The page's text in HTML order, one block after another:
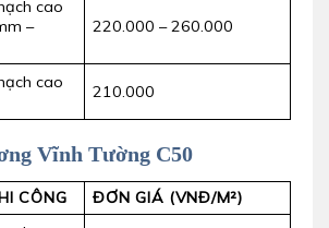
cao
–
220.000 – 260.000
cao
210.000
Vĩnh Tường C50
CÔNG
ĐƠN GIÁ (VNĐ/M²)